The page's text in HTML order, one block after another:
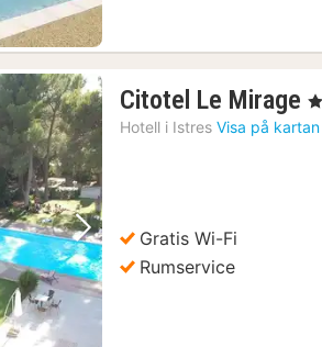
Nästa bild
Citotel Le Mirage 1
,
Hotell i Istres Visa på kartan
Gratis Wi-Fi
Rumservice